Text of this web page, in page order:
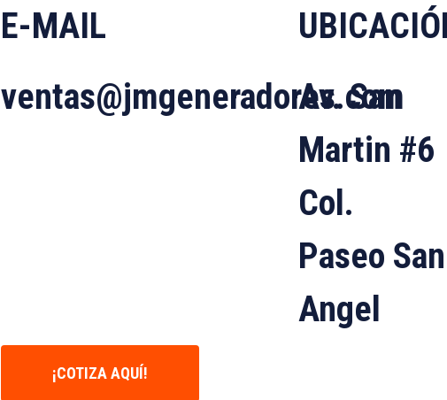
E-MAIL
ventas@jmgeneradores.com
Av. San
Martin #6
Col.
Paseo San
Angel
¡COTIZA AQUÍ!